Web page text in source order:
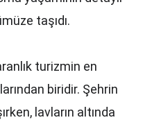
taşıdı.
turizmin en
biridir. Şehrin
lavların altında